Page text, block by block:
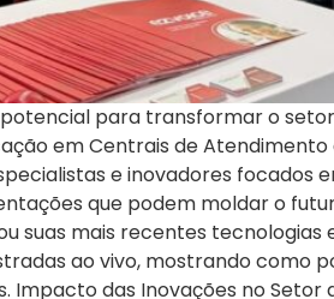
para transformar o
em Centrais de Atendimento
e inovadores focados
que podem moldar o
suas mais recentes tecnologias
ao vivo, mostrando como
das Inovações no Setor